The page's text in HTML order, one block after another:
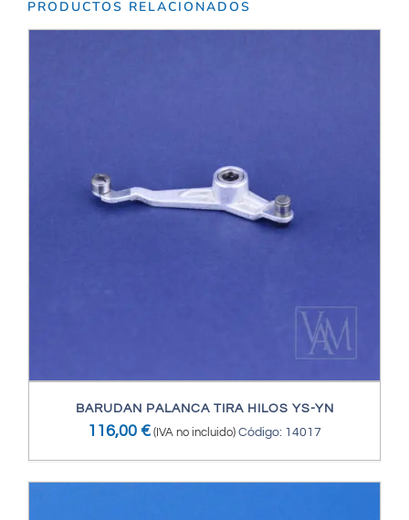
PRODUCTOS RELACIONADOS
BARUDAN PALANCA TIRA HILOS YS-YN
116,00 € (IVA no incluido) Código: 14017